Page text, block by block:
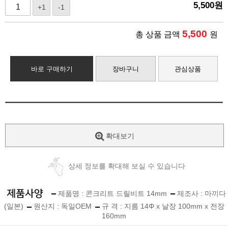
+1 -1 5,500원
총 상품 금액 5,500 원
바로 구매하기 장바구니 관심상품
확대보기
상세 정보를 확대해 보실 수 있습니다
제품명 : 콘크리트 드릴비트 14mm
제조사 : 마끼다
(일본)
원산지 : 독일OEM
규 격 : 지름 14Φ x 날장 100mm x 전장
160mm